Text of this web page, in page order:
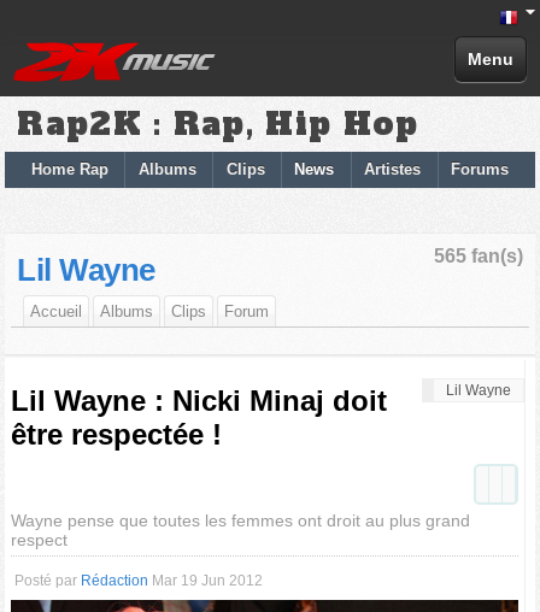
Menu
Rap2K : Rap, Hip Hop
Home Rap Albums Clips News Artistes Forums
565 fan(s)
Lil Wayne
Accueil Albums Clips Forum
Lil Wayne
Lil Wayne : Nicki Minaj doit
être respectée !
Wayne pense que toutes les femmes ont droit au plus grand
respect
Posté par Rédaction Mar 19 Jun 2012